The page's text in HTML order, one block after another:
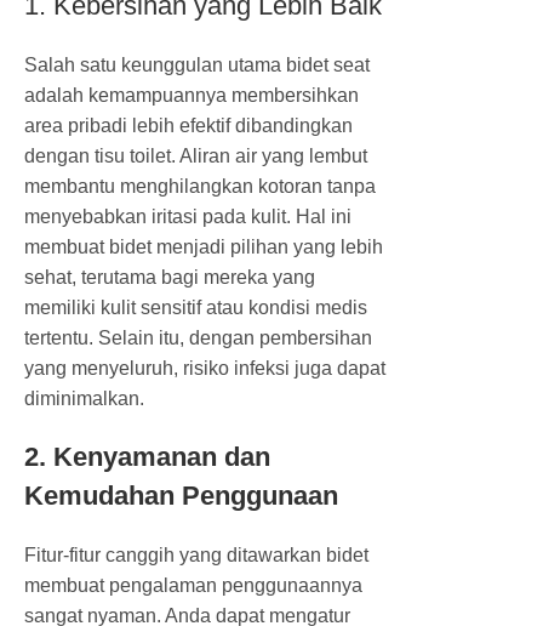
Salah satu keunggulan utama bidet seat
adalah kemampuannya membersihkan
area pribadi lebih efektif dibandingkan
dengan tisu toilet. Aliran air yang lembut
membantu menghilangkan kotoran tanpa
menyebabkan iritasi pada kulit. Hal ini
membuat bidet menjadi pilihan yang lebih
sehat, terutama bagi mereka yang
memiliki kulit sensitif atau kondisi medis
tertentu. Selain itu, dengan pembersihan
yang menyeluruh, risiko infeksi juga dapat
diminimalkan.
2. Kenyamanan dan
Kemudahan Penggunaan
Fitur-fitur canggih yang ditawarkan bidet
membuat pengalaman penggunaannya
sangat nyaman. Anda dapat mengatur